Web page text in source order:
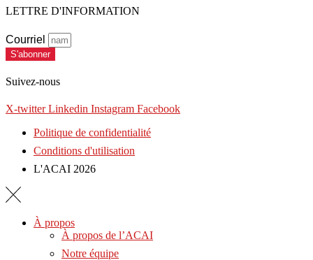
LETTRE D'INFORMATION
Courriel
S'abonner
Suivez-nous
X-twitter Linkedin Instagram Facebook
Politique de confidentialité
Conditions d'utilisation
L'ACAI 2026
À propos
À propos de l’ACAI
Notre équipe